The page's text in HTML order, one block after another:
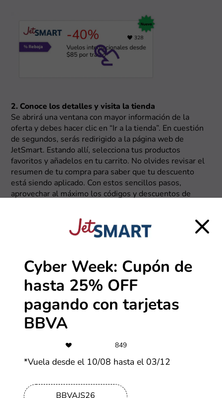
2. Conoce los detalles y visita la tienda
Se abrirá una ventana con mayor información de la
oferta y debes hacer clic en “Ir a la tienda”. En cuestión
de segundos, serás redirigido a la página web de
JetSmart. Estando allí, selecciona tus productos
favoritos y añadelos en tu carrito. No olvides revisar el
resumen de tu compra para saber que tu descuento
está siendo aplicado. Con estos sencillos pasos,
aprovechar al máximo los códigos y descuentos de
Cyber Week: Cupón de
hasta 25% OFF
pagando con tarjetas
BBVA
849
*Vuela desde el 10/08 hasta el 03/12
BBVAJS26